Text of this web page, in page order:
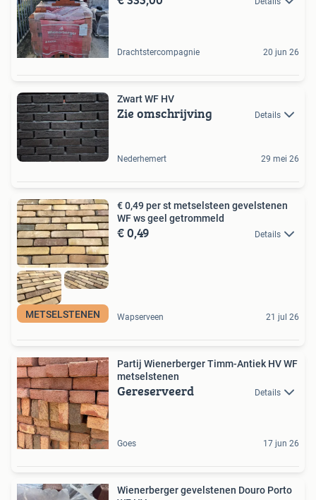
Drachtstercompagnie 20 jun 26
Zwart WF HV
Zie omschrijving Details
Nederhemert 29 mei 26
METSELSTENEN
€ 0,49 per st metselsteen gevelstenen
WF ws geel getrommeld
€ 0,49 Details
Wapserveen 21 jul 26
Partij Wienerberger Timm-Antiek HV WF
metselstenen
Gereserveerd Details
Goes 17 jun 26
Wienerberger gevelstenen Douro Porto